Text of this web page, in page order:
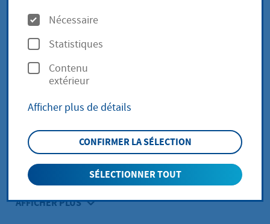
Droschken (PDF
Taxenordnung (PDF
Ko))
Richtlinien Umweltpreis (PDF
(28,29 Ko))
AFFICHER PLUS
O
p
t
i
n
s
Nécessaire
Statistiques
Contenu
extérieur
Afficher plus de détails
CONFIRMER LA SÉLECTION
SÉLECTIONNER TOUT